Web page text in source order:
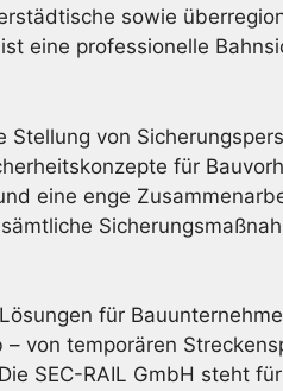
sowie
eine professionelle
Stellung von
für
eine enge
für
von temporären
SEC-RAIL GmbH steht